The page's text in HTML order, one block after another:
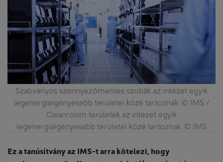
Szabványos szennyezőmentes szobák az intézet egyik
legenergiaigényesebb területei közé tartoznak. © IMS /
Cleanroom területek az intézet egyik
legenergiaigényesebb területei közé tartoznak. © IMS
Ez a tanúsítvány az IMS-t arra kötelezi, hogy